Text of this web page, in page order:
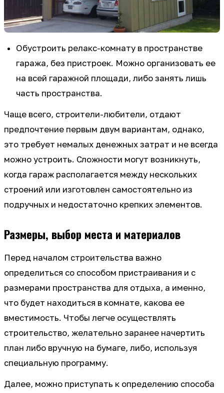
Обустроить релакс-комнату в пространстве
гаража, без пристроек. Можно организовать ее
на всей гаражной площади, либо занять лишь
часть пространства.
Чаще всего, строители-любители, отдают
предпочтение первым двум вариантам, однако,
это требует немалых денежных затрат и не всегда
можно устроить. Сложности могут возникнуть,
когда гараж располагается между нескольких
строений или изготовлен самостоятельно из
подручных и недостаточно крепких элементов.
Размеры, выбор места и материалов
Перед началом строительства важно
определиться со способом пристраивания и с
размерами пространства для отдыха, а именно,
что будет находиться в комнате, какова ее
вместимость. Чтобы легче осуществлять
строительство, желательно заранее начертить
план либо вручную на бумаге, либо, используя
специальную программу.
Далее, можно приступать к определению способа